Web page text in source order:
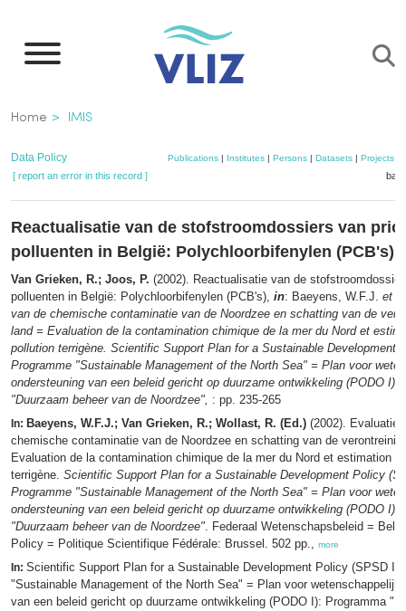
main
Breadcrumb
Home IMIS
Data Policy Publications| Institutes| Persons| Datasets| Projects|
[ report an error in this record ]
Reactualisatie van de stofstroomdossiers van
polluenten in België: Polychloorbifenylen (PCB's)
Van Grieken, R.; Joos, P. (2002). Reactualisatie van de
polluenten in België: Polychloorbifenylen (PCB's), in: Baeyens, W.F.J. et
van de chemische contaminatie van de Noordzee en schatting van de
land = Evaluation de la contamination chimique de la mer du Nord et
pollution terrigène. Scientific Support Plan for a Sustainable Development
Programme "Sustainable Management of the North Sea" = Plan voor
ondersteuning van een beleid gericht op duurzame ontwikkeling (PODO I):
"Duurzaam beheer van de Noordzee", : pp. 235-265
In: Baeyens, W.F.J.; Van Grieken, R.; Wollast, R. (Ed.) (2002). Evaluatie
chemische contaminatie van de Noordzee en schatting van de
Evaluation de la contamination chimique de la mer du Nord et estimation
terrigène. Scientific Support Plan for a Sustainable Development Policy
Programme "Sustainable Management of the North Sea" = Plan voor
ondersteuning van een beleid gericht op duurzame ontwikkeling (PODO I):
"Duurzaam beheer van de Noordzee". Federaal Wetenschapsbeleid =
Policy = Politique Scientifique Fédérale: Brussel. 502 pp., more
In: Scientific Support Plan for a Sustainable Development Policy (SPSD I):
"Sustainable Management of the North Sea" = Plan voor
van een beleid gericht op duurzame ontwikkeling (PODO I): Programma